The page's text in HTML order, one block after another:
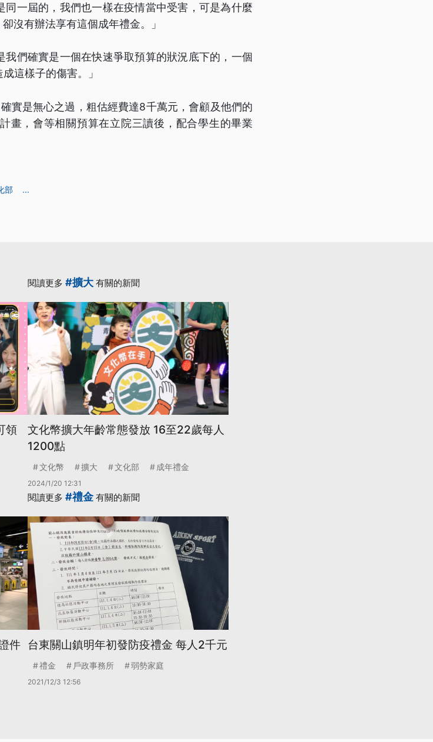
一屆的，我們也一樣在疫情當中受害，可是為什麼
沒有辦法享有這個成年禮金。」
我們確實是一個在快速爭取預算的狀況底下的，一個
這樣子的傷害。」
實是無心之過，粗估經費達8千萬元，會顧及他們的
畫，會等相關預算在立院三讀後，配合學生的畢業
部 ...
領
閱讀更多 #擴大 有關的新聞
文化幣擴大年齡常態發放 16至22歲每人
1200點
文化幣 擴大 文化部 成年禮金
2024/1/20 12:31
件
閱讀更多 #禮金有關的新聞
台東關山鎮明年初發防疫禮金 每人2千元
禮金 戶政事務所 弱勢家庭
2021/12/3 12:56